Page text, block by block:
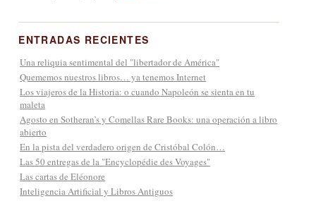
ENTRADAS RECIENTES
Una reliquia sentimental del "libertador de América"
Quememos nuestros libros… ya tenemos Internet
Los viajeros de la Historia: o cuando Napoleón se sienta en tu
maleta
Agosto en Sotheran’s y Comellas Rare Books: una operación a libro
abierto
En la pista del verdadero origen de Cristóbal Colón…
Las 50 entregas de la "Encyclopédie des Voyages"
Las cartas de Eléonore
Inteligencia Artificial y Libros Antiguos